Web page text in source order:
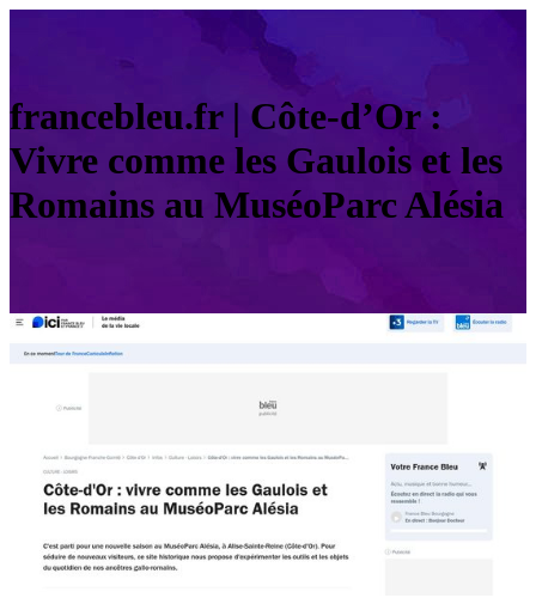
francebleu.fr | Côte-d’Or :
Vivre comme les Gaulois et les
Romains au MuséoParc Alésia